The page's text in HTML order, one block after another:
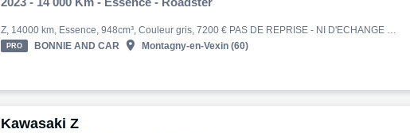
Z, 14000 km, Essence, 948cm³, Couleur gris, 7200 € PAS DE REPRISE - NI D'ECHANGE Historique et entretien L'AVIS DE BONNIE&CAR - Bonnie&Car vous présente cette dynamique Kawasaki Z900, millésime 2023. Affichant 14 000 km certifiés, cette première main d'origine France se tro…
PRO BONNIE AND CAR  Montagny-en-Vexin (60)
Kawasaki Z